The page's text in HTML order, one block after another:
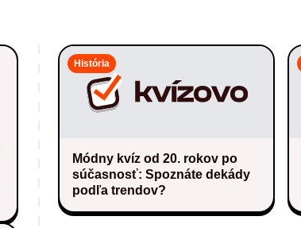
História
Módny kvíz od 20. rokov po
súčasnosť: Spoznáte dekády
podľa trendov?